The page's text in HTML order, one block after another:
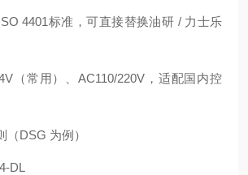
4401标准，可直接替换油研 / 力士乐
（常用）、AC110/220V，适配国内控
（DSG 为例）